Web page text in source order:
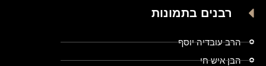
רבנים בתמונות
הרב עובדיה יוסף
הבן איש חי